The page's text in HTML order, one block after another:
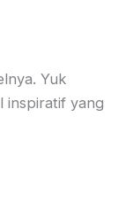
Yuk
inspiratif yang